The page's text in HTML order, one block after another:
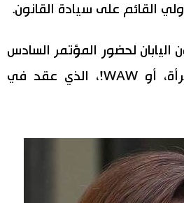
القائم على سيادة القانون.
لحضور المؤتمر السادس
للجمعية العالمية للمرأة، أو WAW!، الذي عقد في